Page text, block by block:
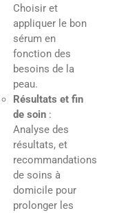
Choisir et
appliquer le bon
sérum en
fonction des
besoins de la
peau.
Résultats et fin
de soin :
Analyse des
résultats, et
recommandations
de soins à
domicile pour
prolonger les